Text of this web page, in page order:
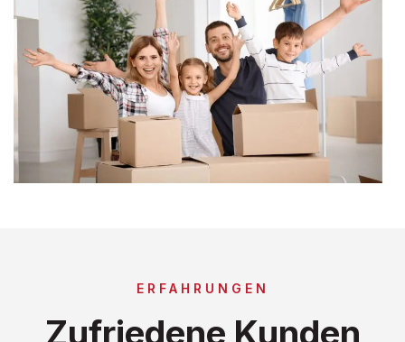
ERFAHRUNGEN
Zufriedene Kunden